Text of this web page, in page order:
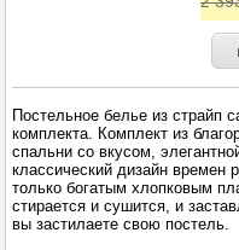
Постельное белье из страйп
комплекта. Комплект из
спальни со вкусом,
классический дизайн времен
только богатым хлопковым
стирается и сушится, и
вы застилаете свою постель.